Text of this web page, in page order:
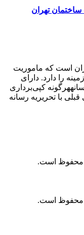
تهران
است که ماموریت
را دارد. دارای
کپی‌برداری
با تحریریه رسانه
محفوظ است.
محفوظ است.